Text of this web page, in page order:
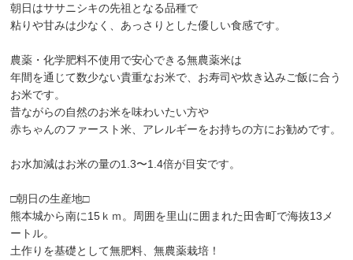
朝日はササニシキの先祖となる品種で
粘りや甘みは少なく、あっさりとした優しい食感です。
農薬・化学肥料不使用で安心できる無農薬米は
年間を通じて数少ない貴重なお米で、お寿司や炊き込みご飯に合う
お米です。
昔ながらの自然のお米を味わいたい方や
赤ちゃんのファースト米、アレルギーをお持ちの方にお勧めです。
お水加減はお米の量の1.3〜1.4倍が目安です。
□朝日の生産地□
熊本城から南に15ｋｍ。周囲を里山に囲まれた田舎町で海抜13メ
ートル。
土作りを基礎として無肥料、無農薬栽培！